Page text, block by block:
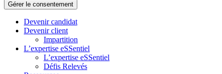
Gérer le consentement
Devenir candidat
Devenir client
Impartition
L’expertise eSSentiel
L’expertise eSSentiel
Défis Relevés